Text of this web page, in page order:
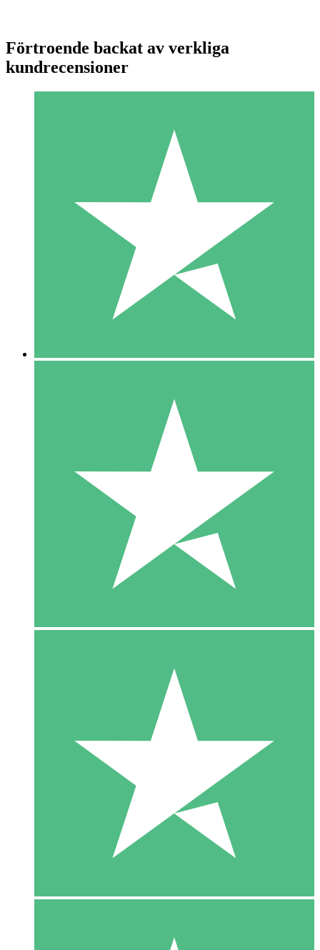
Individuella Kreditpaket
Betala per användning med nedladdningskrediter. Inget
1 Nedladdningar
10 00
10 Nedladdningar
20 00
Förtroende backat av verkliga
kundrecensioner